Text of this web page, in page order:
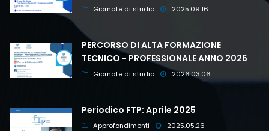
Giornate di studio 2025.09.16
PERCORSO DI ALTA FORMAZIONE
TECNICO - PROFESSIONALE ANNO 2026
Giornate di studio 2026.03.06
Periodico FTP: Aprile 2025
Approfondimenti 2025.05.26